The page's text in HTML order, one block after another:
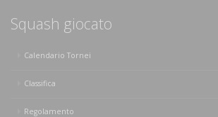
Squash giocato
Calendario Tornei
Classifica
Regolamento